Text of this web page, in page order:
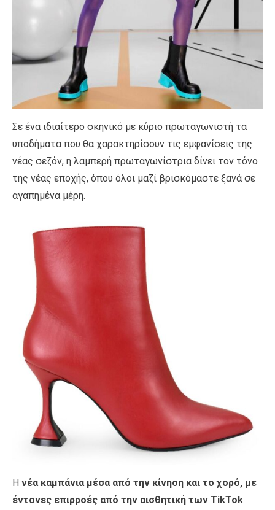
Σε ένα ιδιαίτερο σκηνικό με κύριο πρωταγωνιστή τα
υποδήματα που θα χαρακτηρίσουν τις εμφανίσεις της
νέας σεζόν, η λαμπερή πρωταγωνίστρια δίνει τον τόνο
της νέας εποχής, όπου όλοι μαζί βρισκόμαστε ξανά σε
αγαπημένα μέρη.
Η νέα καμπάνια μέσα από την κίνηση και το χορό, με
έντονες επιρροές από την αισθητική των TikTok